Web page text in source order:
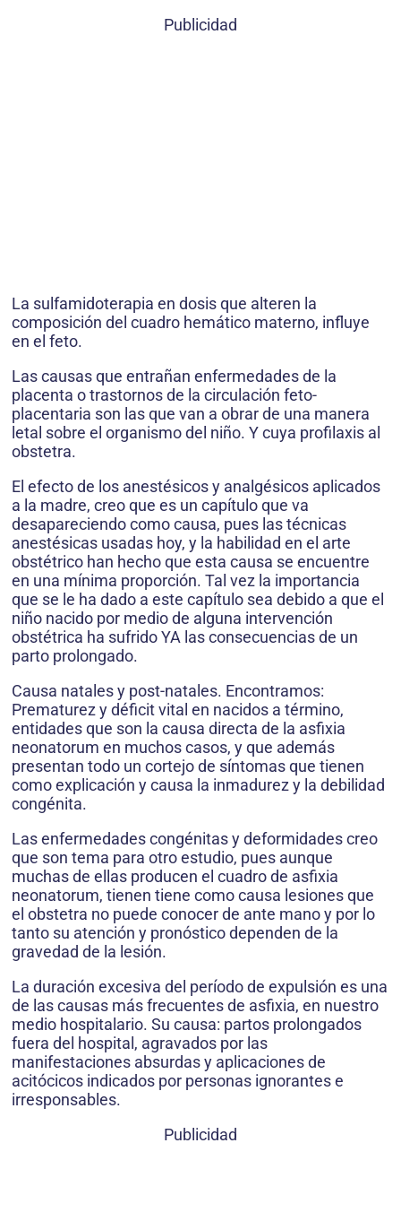
Publicidad
La sulfamidoterapia en dosis que alteren la
composición del cuadro hemático materno, influye
en el feto.
Las causas que entrañan enfermedades de la
placenta o trastornos de la circulación feto-
placentaria son las que van a obrar de una manera
letal sobre el organismo del niño. Y cuya profilaxis al
obstetra.
El efecto de los anestésicos y analgésicos aplicados
a la madre, creo que es un capítulo que va
desapareciendo como causa, pues las técnicas
anestésicas usadas hoy, y la habilidad en el arte
obstétrico han hecho que esta causa se encuentre
en una mínima proporción. Tal vez la importancia
que se le ha dado a este capítulo sea debido a que el
niño nacido por medio de alguna intervención
obstétrica ha sufrido YA las consecuencias de un
parto prolongado.
Causa natales y post-natales. Encontramos:
Prematurez y déficit vital en nacidos a término,
entidades que son la causa directa de la asfixia
neonatorum en muchos casos, y que además
presentan todo un cortejo de síntomas que tienen
como explicación y causa la inmadurez y la debilidad
congénita.
Las enfermedades congénitas y deformidades creo
que son tema para otro estudio, pues aunque
muchas de ellas producen el cuadro de asfixia
neonatorum, tienen tiene como causa lesiones que
el obstetra no puede conocer de ante mano y por lo
tanto su atención y pronóstico dependen de la
gravedad de la lesión.
La duración excesiva del período de expulsión es una
de las causas más frecuentes de asfixia, en nuestro
medio hospitalario. Su causa: partos prolongados
fuera del hospital, agravados por las
manifestaciones absurdas y aplicaciones de
acitócicos indicados por personas ignorantes e
irresponsables.
Publicidad